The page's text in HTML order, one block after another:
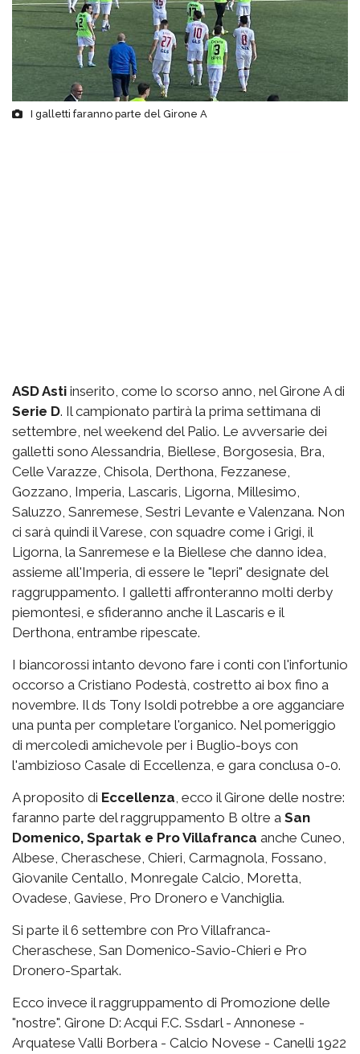
I galletti faranno parte del Girone A
ASD Asti inserito, come lo scorso anno, nel Girone A di
Serie D. Il campionato partirà la prima settimana di
settembre, nel weekend del Palio. Le avversarie dei
galletti sono Alessandria, Biellese, Borgosesia, Bra,
Celle Varazze, Chisola, Derthona, Fezzanese,
Gozzano, Imperia, Lascaris, Ligorna, Millesimo,
Saluzzo, Sanremese, Sestri Levante e Valenzana. Non
ci sarà quindi il Varese, con squadre come i Grigi, il
Ligorna, la Sanremese e la Biellese che danno idea,
assieme all'Imperia, di essere le "lepri" designate del
raggruppamento. I galletti affronteranno molti derby
piemontesi, e sfideranno anche il Lascaris e il
Derthona, entrambe ripescate.
I biancorossi intanto devono fare i conti con l'infortunio
occorso a Cristiano Podestà, costretto ai box fino a
novembre. Il ds Tony Isoldi potrebbe a ore agganciare
una punta per completare l'organico. Nel pomeriggio
di mercoledì amichevole per i Buglio-boys con
l'ambizioso Casale di Eccellenza, e gara conclusa 0-0.
A proposito di Eccellenza, ecco il Girone delle nostre:
faranno parte del raggruppamento B oltre a San
Domenico, Spartak e Pro Villafranca anche Cuneo,
Albese, Cheraschese, Chieri, Carmagnola, Fossano,
Giovanile Centallo, Monregale Calcio, Moretta,
Ovadese, Gaviese, Pro Dronero e Vanchiglia.
Si parte il 6 settembre con Pro Villafranca-
Cheraschese, San Domenico-Savio-Chieri e Pro
Dronero-Spartak.
Ecco invece il raggruppamento di Promozione delle
"nostre". Girone D: Acqui F.C. Ssdarl - Annonese -
Arquatese Valli Borbera - Calcio Novese - Canelli 1922